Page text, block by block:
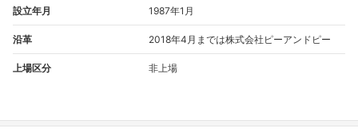
設立年月 1987年1月
沿革 2018年4月までは株式会社ピーアンドピー
上場区分 非上場